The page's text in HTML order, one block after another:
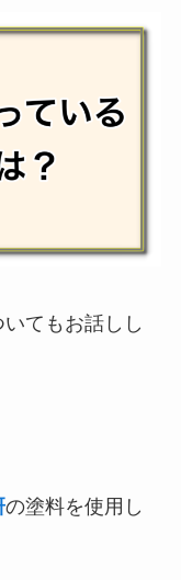
てもお話しし
の塗料を使用し